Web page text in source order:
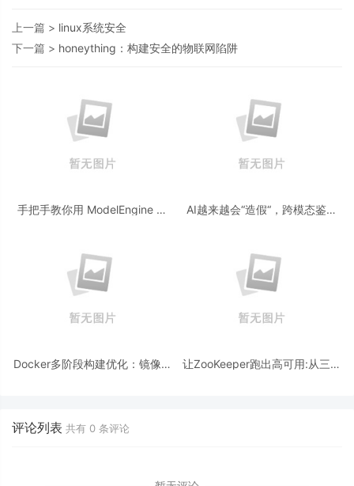
上一篇 > linux系统安全
下一篇 > honeything：构建安全的物联网陷阱
手把手教你用 ModelEngine 打
AI越来越会“造假“，跨模态鉴伪
Docker多阶段构建优化：镜像体
让ZooKeeper跑出高可用:从三节
评论列表 共有 0 条评论